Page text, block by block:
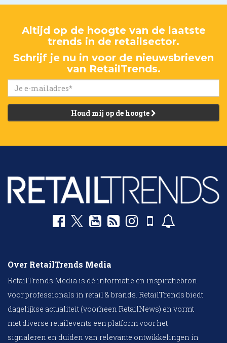
Altijd op de hoogte van de laatste
trends in de retailsector.
Schrijf je nu in voor de nieuwsbrieven
van RetailTrends.
Houd mij op de hoogte
Over RetailTrends Media
RetailTrends Media is dé informatie en inspiratiebron
voor professionals in retail & brands. RetailTrends biedt
dagelijkse actualiteit (voorheen RetailNews) en vormt
met diverse retailevents een platform voor het
signaleren en duiden van relevante ontwikkelingen in